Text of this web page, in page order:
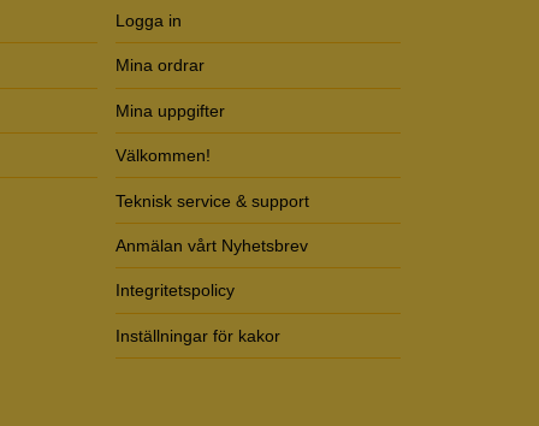
Logga in
Mina ordrar
Mina uppgifter
Välkommen!
Teknisk service & support
Anmälan vårt Nyhetsbrev
Integritetspolicy
Inställningar för kakor